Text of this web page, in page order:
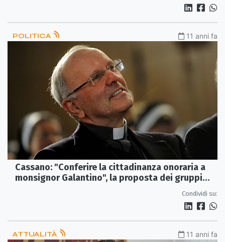
POLITICA 11 anni fa
Cassano: "Conferire la cittadinanza onoraria a
monsignor Galantino", la proposta dei gruppi
Condividi su:
ATTUALITÀ 11 anni fa